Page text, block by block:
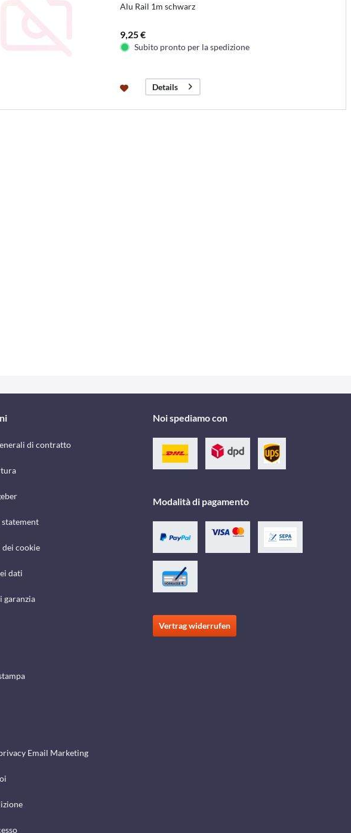
Alu Rail 1m schwarz
9,25 €
Subito pronto per la spedizione
Details
di contratto
dei cookie
dati
garanzia
Email Marketing
Noi spediamo con
Modalità di pagamento
Vertrag widerrufen